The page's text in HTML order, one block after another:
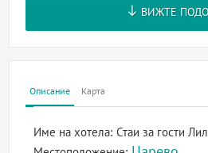
ВИЖТЕ
Описание Карта
Име на хотела:Стаи за гости